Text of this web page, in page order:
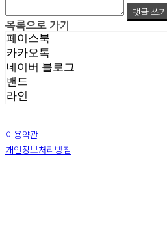
댓글 쓰기
목록으로 가기
페이스북
카카오톡
네이버 블로그
밴드
라인
이용약관
개인정보처리방침